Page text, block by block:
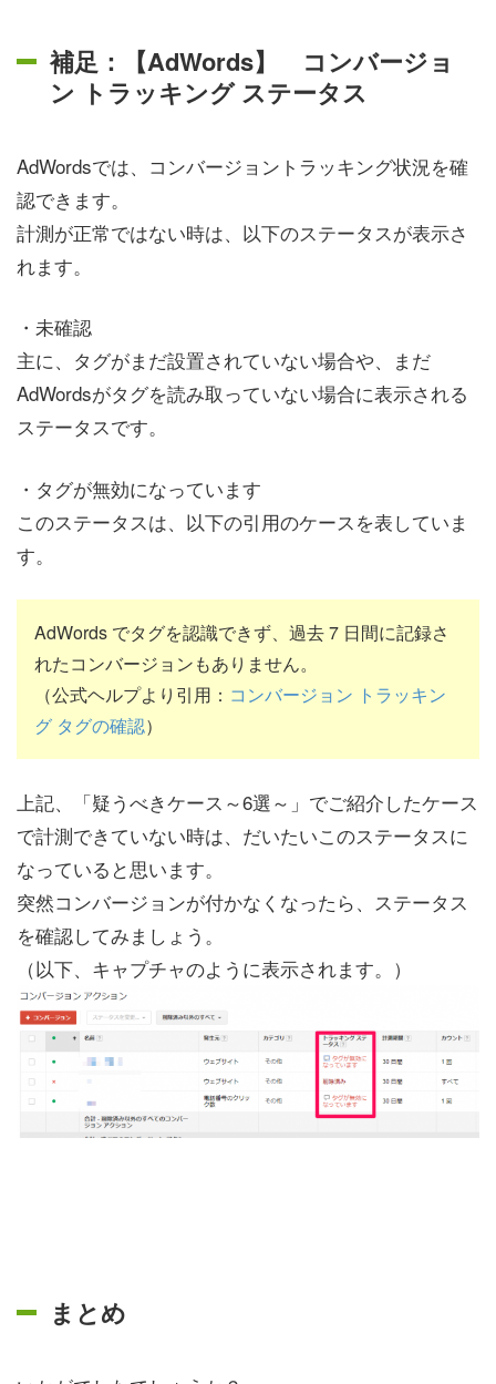
補足：【AdWords】 コンバージョ
ン トラッキング ステータス
AdWordsでは、コンバージョントラッキング状況を確
認できます。
計測が正常ではない時は、以下のステータスが表示さ
れます。
・未確認
主に、タグがまだ設置されていない場合や、まだ
AdWordsがタグを読み取っていない場合に表示される
ステータスです。
・タグが無効になっています
このステータスは、以下の引用のケースを表していま
す。
AdWords でタグを認識できず、過去 7 日間に記録さ
れたコンバージョンもありません。
（公式ヘルプより引用： コンバージョン トラッキン
グ タグの確認）
上記、「疑うべきケース～6選～」でご紹介したケース
で計測できていない時は、だいたいこのステータスに
なっていると思います。
突然コンバージョンが付かなくなったら、ステータス
を確認してみましょう。
（以下、キャプチャのように表示されます。）
まとめ